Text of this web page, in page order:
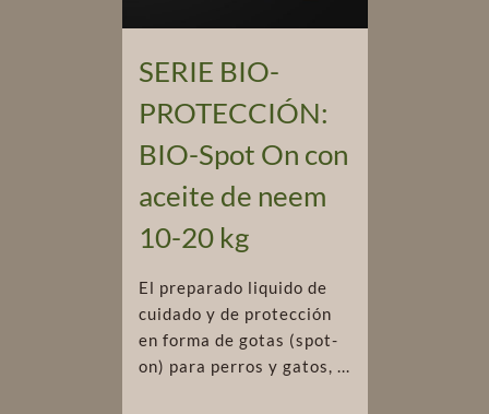
SERIE BIO-
PROTECCIÓN:
BIO-Spot On con
aceite de neem
10-20 kg
El preparado liquido de
cuidado y de protección
en forma de gotas (spot-
on) para perros y gatos, ...